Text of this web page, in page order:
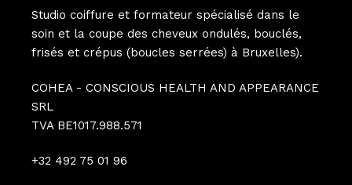
Studio coiffure et formateur spécialisé dans le
soin et la coupe des cheveux ondulés, bouclés,
frisés et crépus (boucles serrées) à Bruxelles).
COHEA - CONSCIOUS HEALTH AND APPEARANCE
SRL
TVA BE1017.988.571
+32 492 75 01 96